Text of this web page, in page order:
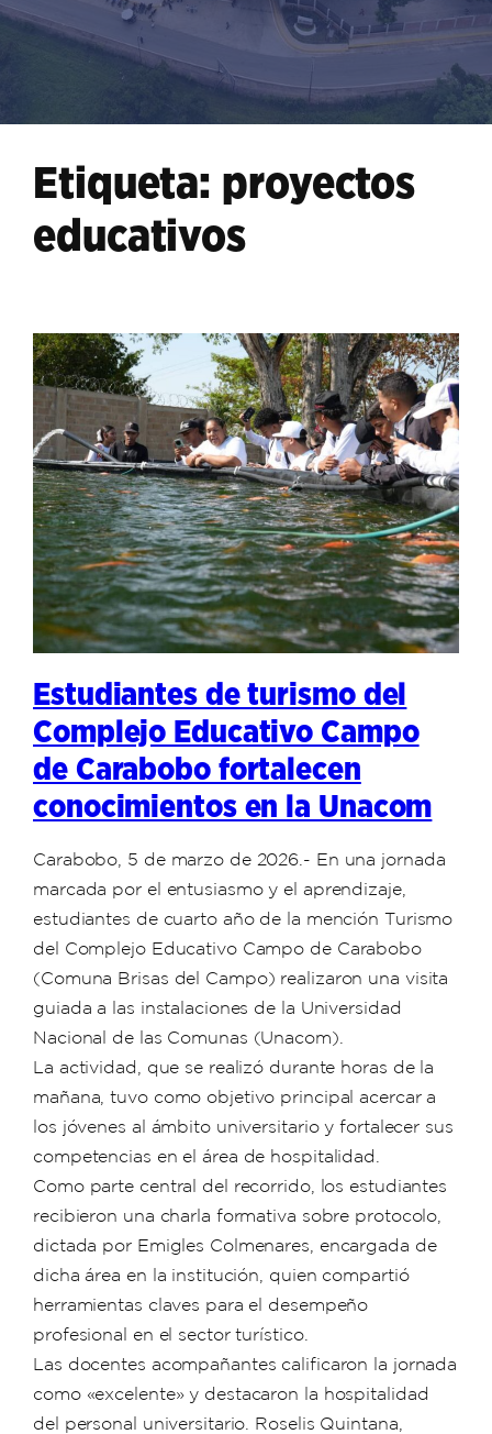
Etiqueta: proyectos
educativos
Estudiantes de turismo del
Complejo Educativo Campo
de Carabobo fortalecen
conocimientos en la Unacom
Carabobo, 5 de marzo de 2026.- En una jornada
marcada por el entusiasmo y el aprendizaje,
estudiantes de cuarto año de la mención Turismo
del Complejo Educativo Campo de Carabobo
(Comuna Brisas del Campo) realizaron una visita
guiada a las instalaciones de la Universidad
Nacional de las Comunas (Unacom).
La actividad, que se realizó durante horas de la
mañana, tuvo como objetivo principal acercar a
los jóvenes al ámbito universitario y fortalecer sus
competencias en el área de hospitalidad.
Como parte central del recorrido, los estudiantes
recibieron una charla formativa sobre protocolo,
dictada por Emigles Colmenares, encargada de
dicha área en la institución, quien compartió
herramientas claves para el desempeño
profesional en el sector turístico.
Las docentes acompañantes calificaron la jornada
como «excelente» y destacaron la hospitalidad
del personal universitario. Roselis Quintana,